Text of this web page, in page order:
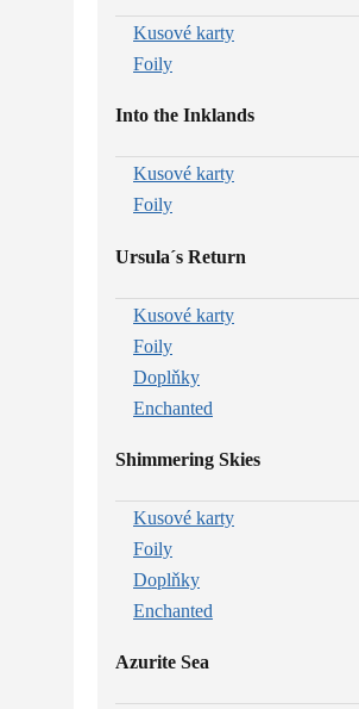
Kusové karty
Foily
Into the Inklands
Kusové karty
Foily
Ursula´s Return
Kusové karty
Foily
Doplňky
Enchanted
Shimmering Skies
Kusové karty
Foily
Doplňky
Enchanted
Azurite Sea